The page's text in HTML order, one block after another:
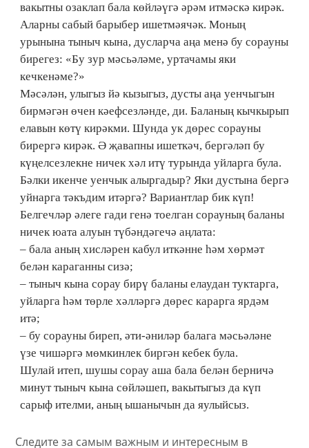
вакытны озаклап бала көйләүгә әрәм итмәскә кирәк.
Аларны сабый барыбер ишетмәячәк. Моның
урынына тыныч кына, дусларча аңа менә бу сорауны
бирегез: «Бу зур мәсьәләме, уртачамы яки
кечкенәме?»
Мәсәлән, улыгыз йә кызыгыз, дусты аңа уенчыгын
бирмәгән өчен кәефсезләнде, ди. Баланың кычкырып
елавын көтү кирәкми. Шунда ук дөрес сорауны
бирергә кирәк. Ә җавапны ишеткәч, бергәләп бу
күңелсезлекне ничек хәл итү турында уйларга була.
Бәлки икенче уенчык алыргадыр? Яки дустына бергә
уйнарга тәкъдим итәргә? Вариантлар бик күп!
Белгечләр әлеге гади генә тоелган сорауның баланы
ничек юата алуын түбәндәгечә аңлата:
–​ бала аның хисләрен кабул иткәнне һәм хөрмәт
белән караганны сизә;
–​ тыныч кына сорау бирү баланы елаудан туктарга,
уйларга һәм төрле хәлләргә дөрес карарга ярдәм
итә;
– бу сорауны биреп, әти-әниләр балага мәсьәләне
үзе чишәргә мөмкинлек биргән кебек була.
Шулай итеп, шушы сорау аша бала белән берничә
минут тыныч кына сөйләшеп, вакытыгыз да күп
сарыф ителми, аның ышанычын да яулыйсыз.
Следите за самым важным и интересным в